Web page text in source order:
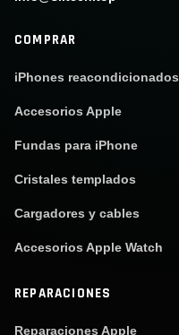
COMPRAR
iPhones reacondicionados
Accesorios Apple
Fundas para iPhone
Cristales templados
Cargadores y cables
Accesorios Apple Watch
REPARACIONES
Reparaciones Apple